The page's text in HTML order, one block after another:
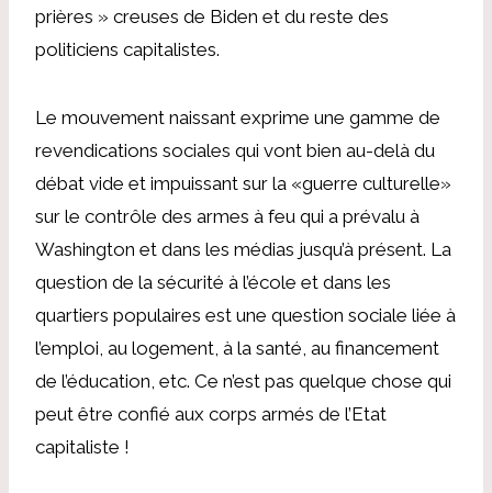
prières » creuses de Biden et du reste des
politiciens capitalistes.
Le mouvement naissant exprime une gamme de
revendications sociales qui vont bien au-delà du
débat vide et impuissant sur la «guerre culturelle»
sur le contrôle des armes à feu qui a prévalu à
Washington et dans les médias jusqu’à présent. La
question de la sécurité à l’école et dans les
quartiers populaires est une question sociale liée à
l’emploi, au logement, à la santé, au financement
de l’éducation, etc. Ce n’est pas quelque chose qui
peut être confié aux corps armés de l’Etat
capitaliste !